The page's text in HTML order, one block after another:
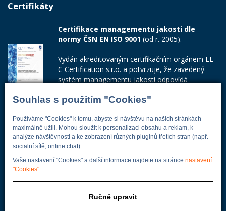
Souhlas s použitím "Cookies"
Používáme "Cookies" k tomu, abyste si návštěvu na našich stránkách
maximálně užili. Mohou sloužit k personalizaci obsahu a reklam, k
analýze návštěvnosti a ke zobrazení různých pluginů třetích stran (např.
socialní sítě, online chat).
Vaše nastavení "Cookies" a další informace najdete na stránce nastavení
"Cookies".
Ručně upravit
Certifikáty
Certifikace managementu jakosti dle
normy ČSN EN ISO 9001 (od r. 2005).
Vydán akreditovaným certifikačním orgánem LL-
C Certification s.r.o. a potvrzuje, že zavedený
systém managementu jakosti odpovídá
Adresa firmy